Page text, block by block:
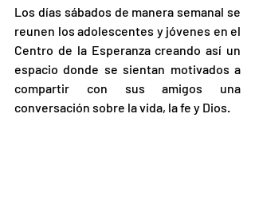
Los días sábados de manera semanal se
reunen los adolescentes y jóvenes en el
Centro de la Esperanza creando así un
espacio donde se sientan motivados a
compartir con sus amigos una
conversación sobre la vida, la fe y Dios.